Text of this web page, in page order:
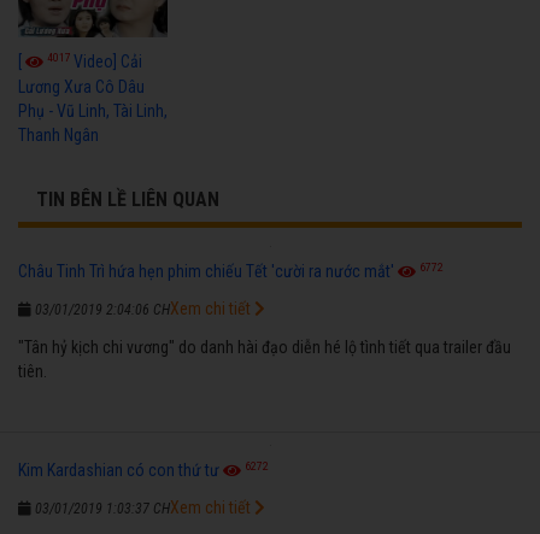
[ 4017 Video] Cải
Lương Xưa Cô Dâu
Phụ - Vũ Linh, Tài Linh,
Thanh Ngân
TIN BÊN LỀ LIÊN QUAN
Châu Tinh Trì hứa hẹn phim chiếu Tết 'cười ra nước mắt' 6772
03/01/2019 2:04:06 CH
"Tân hỷ kịch chi vương" do danh hài đạo diễn hé lộ tình tiết qua trailer đầu
tiên.
Xem chi tiết
Kim Kardashian có con thứ tư 6272
03/01/2019 1:03:37 CHXem chi tiết